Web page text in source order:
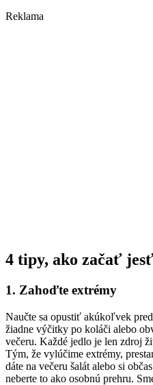
Reklama
4 tipy, ako začať
1. Zahoďte extrémy
Naučte sa opustiť akúkoľvek
žiadne výčitky po koláči alebo
večeru. Každé jedlo je len zdroj
Tým, že vylúčime extrémy,
dáte na večeru šalát alebo si
neberte to ako osobnú prehru.